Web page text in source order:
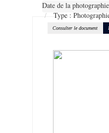
Date de la
Type :
Consulter le document